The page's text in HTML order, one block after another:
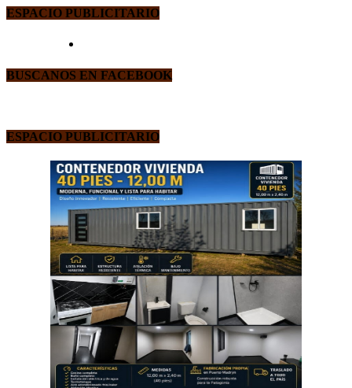
ESPACIO PUBLICITARIO
BUSCANOS EN FACEBOOK
ESPACIO PUBLICITARIO